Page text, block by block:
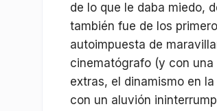
de lo que le daba miedo,
también fue de los
autoimpuesta de
cinematógrafo (y con una
extras, el dinamismo en
con un aluvión